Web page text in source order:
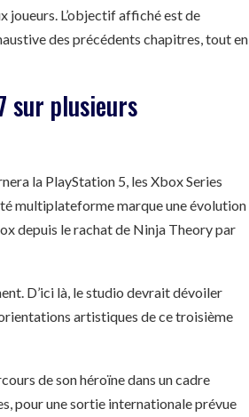
joueurs. L’objectif affiché est de
des précédents chapitres, tout en
sur plusieurs
la PlayStation 5, les Xbox Series
multiplateforme marque une évolution
depuis le rachat de Ninja Theory par
D’ici là, le studio devrait dévoiler
artistiques de ce troisième
de son héroïne dans un cadre
pour une sortie internationale prévue